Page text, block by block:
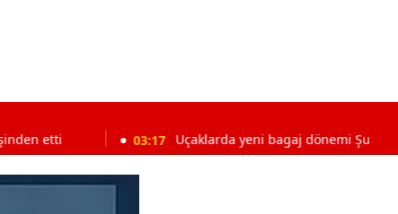
03:17 Uçaklarda yeni bagaj dönemi Şubat 2027’de